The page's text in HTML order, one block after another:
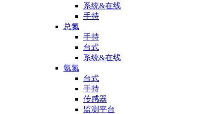
系统&在线
手持
总氮
手持
台式
系统&在线
氨氮
台式
手持
传感器
监测平台